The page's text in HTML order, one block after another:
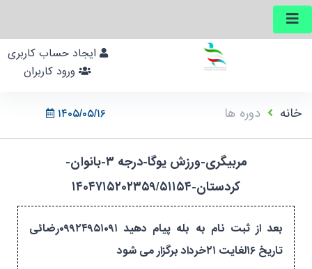
۱۴۰۵/۰۵/۱۶ خانه دوره ها
مربیگری-ورزش یوگا-درجه ۳-بانوان-
کردستان-۱۴۰۴۷۱۵۲۰۲۳۵۹/۵۱۱۵۴
بعد از ثبت نام به بله پیام دهید ۰۹۹۲۴۹۵۱۰۹۱رضائی
تاریخ ۱۶لغایت ۲۱خرداد برگزار می شود